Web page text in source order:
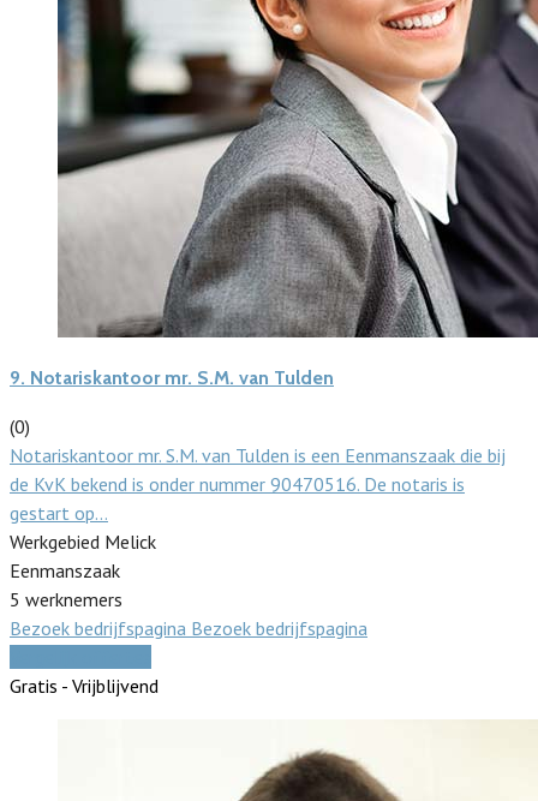
9. Notariskantoor mr. S.M. van Tulden
(0)
Notariskantoor mr. S.M. van Tulden is een Eenmanszaak die bij
de KvK bekend is onder nummer 90470516. De notaris is
gestart op…
Werkgebied Melick
Eenmanszaak
5 werknemers
Bezoek bedrijfspagina Bezoek bedrijfspagina
Gratis - Vrijblijvend